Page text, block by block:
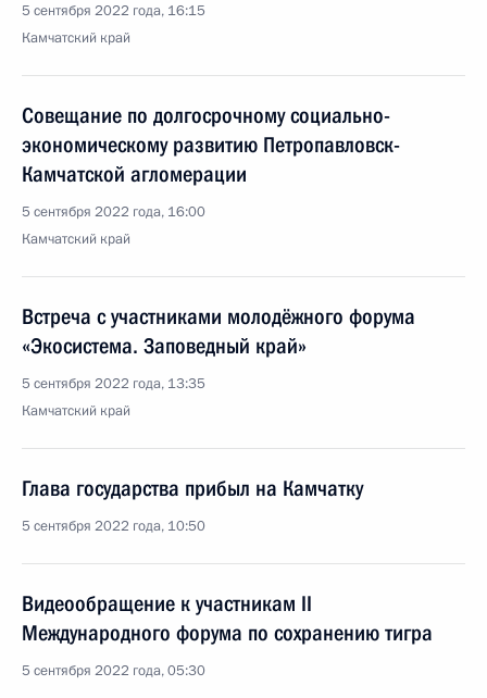
5 сентября 2022 года, 16:15
Камчатский край
Совещание по долгосрочному социально-
экономическому развитию Петропавловск-
Камчатской агломерации
5 сентября 2022 года, 16:00
Камчатский край
Встреча с участниками молодёжного форума
«Экосистема. Заповедный край»
5 сентября 2022 года, 13:35
Камчатский край
Глава государства прибыл на Камчатку
5 сентября 2022 года, 10:50
Видеообращение к участникам II
Международного форума по сохранению тигра
5 сентября 2022 года, 05:30